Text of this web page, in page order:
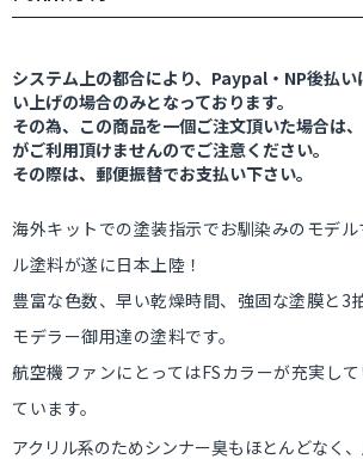
システム上の都合により、Paypal・NP後払
い上げの場合のみとなっております。
その為、この商品を一個ご注文頂いた場合は
がご利用頂けませんのでご注意ください。
その際は、郵便振替でお支払い下さい。
海外キットでの塗装指示でお馴染みのモデル
ル塗料が遂に日本上陸！
豊富な色数、早い乾燥時間、強固な塗膜と3
モデラー御用達の塗料です。
航空機ファンにとってはFSカラーが充実し
ています。
アクリル系のためシンナー臭もほとんどなく